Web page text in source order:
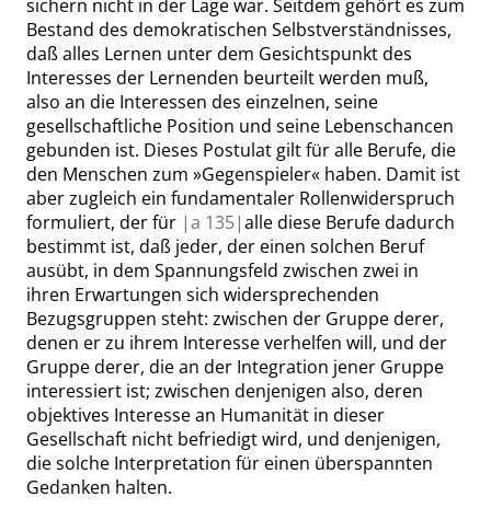
sichern nicht in der Lage war. Seitdem gehört es zum
Bestand des demokratischen Selbstverständnisses,
daß alles Lernen unter dem Gesichtspunkt des
Interesses der Lernenden beurteilt werden muß,
also an die Interessen des einzelnen, seine
gesellschaftliche Position und seine Lebenschancen
gebunden ist. Dieses Postulat gilt für alle Berufe, die
den Menschen zum »Gegenspieler« haben. Damit ist
aber zugleich ein fundamentaler Rollenwiderspruch
formuliert, der für |a 135|alle diese Berufe dadurch
bestimmt ist, daß jeder, der einen solchen Beruf
ausübt, in dem Spannungsfeld zwischen zwei in
ihren Erwartungen sich widersprechenden
Bezugsgruppen steht: zwischen der Gruppe derer,
denen er zu ihrem Interesse verhelfen will, und der
Gruppe derer, die an der Integration jener Gruppe
interessiert ist; zwischen denjenigen also, deren
objektives Interesse an Humanität in dieser
Gesellschaft nicht befriedigt wird, und denjenigen,
die solche Interpretation für einen überspannten
Gedanken halten.